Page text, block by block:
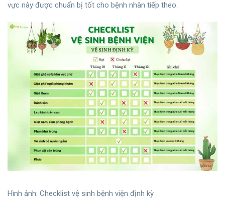
vực này được chuẩn bị tốt cho bệnh nhân tiếp theo.
Hình ảnh: Checklist vệ sinh bệnh viện định kỳ